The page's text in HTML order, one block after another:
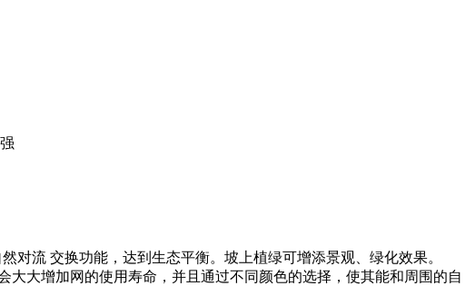
流 交换功能，达到生态平衡。坡上植绿可增添景观、绿化效果。
大增加网的使用寿命，并且通过不同颜色的选择，使其能和周围的自